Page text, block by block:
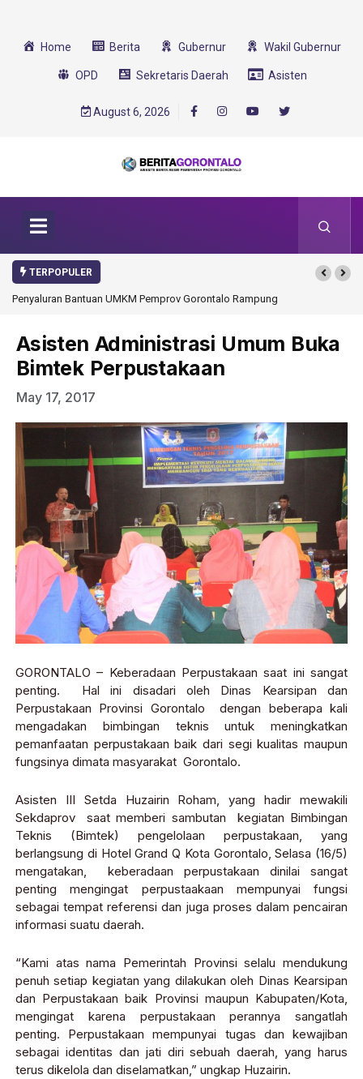
Home Berita Gubernur Wakil Gubernur
OPD Sekretaris Daerah Asisten
August 6, 2026
TERPOPULER
Penyaluran Bantuan UMKM Pemprov Gorontalo RampungGorontalo Ikut
Asisten Administrasi Umum Buka
Bimtek Perpustakaan
May 17, 2017
GORONTALO – Keberadaan Perpustakaan saat ini sangat
penting. Hal ini disadari oleh Dinas Kearsipan dan
Perpustakaan Provinsi Gorontalo dengan beberapa kali
mengadakan bimbingan teknis untuk meningkatkan
pemanfaatan perpustakaan baik dari segi kualitas maupun
fungsinya dimata masyarakat Gorontalo.
Asisten III Setda Huzairin Roham, yang hadir mewakili
Sekdaprov saat memberi sambutan kegiatan Bimbingan
Teknis (Bimtek) pengelolaan perpustakaan, yang
berlangsung di Hotel Grand Q Kota Gorontalo, Selasa (16/5)
mengatakan, keberadaan perpustakaan dinilai sangat
penting mengingat perpustaakaan mempunyai fungsi
sebagai tempat referensi dan juga proses dalam pencairan
informasi suatu daerah.
“Kami atas nama Pemerintah Provinsi selalu mendukung
penuh setiap kegiatan yang dilakukan oleh Dinas Kearsipan
dan Perpustakaan baik Provinsi maupun Kabupaten/Kota,
mengingat karena perpustakaan perannya sangatlah
penting. Perpustakaan mempunyai tugas dan kewajiban
sebagai identitas dan jati diri sebuah daerah, yang harus
terus dikelola dan diselamatkan,” ungkap Huzairin.